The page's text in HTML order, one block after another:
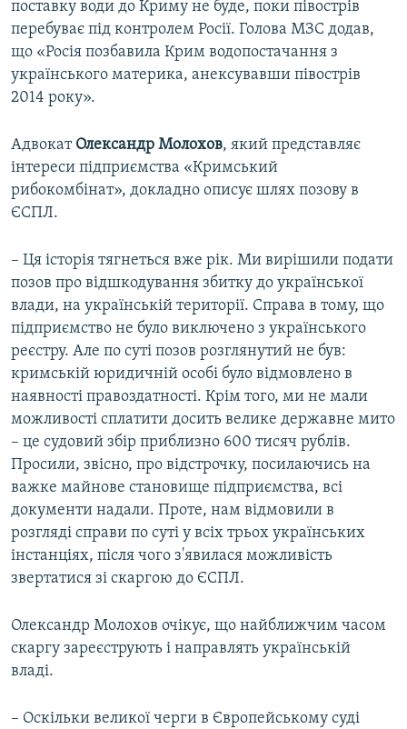
поставку води до Криму не буде, поки півострів
перебуває під контролем Росії. Голова МЗС додав,
що «Росія позбавила Крим водопостачання з
українського материка, анексувавши півострів
2014 року».
АдвокатОлександр Молохов, який представляє
інтереси підприємства «Кримський
рибокомбінат», докладно описує шлях позову в
ЄСПЛ.
– Ця історія тягнеться вже рік. Ми вирішили подати
позов про відшкодування збитку до української
влади, на українській території. Справа в тому, що
підприємство не було виключено з українського
реєстру. Але по суті позов розглянутий не був:
кримській юридичній особі було відмовлено в
наявності правоздатності. Крім того, ми не мали
можливості сплатити досить велике державне мито
– це судовий збір приблизно 600 тисяч рублів.
Просили, звісно, про відстрочку, посилаючись на
важке майнове становище підприємства, всі
документи надали. Проте, нам відмовили в
розгляді справи по суті у всіх трьох українських
інстанціях, після чого з'явилася можливість
звертатися зі скаргою до ЄСПЛ.
Олександр Молохов очікує, що найближчим часом
скаргу зареєструють і направлять українській
владі.
– Оскільки великої черги в Європейському суді